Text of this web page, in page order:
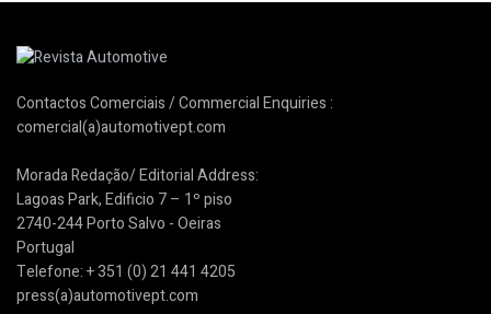
Contactos Comerciais / Commercial Enquiries :
comercial(a)automotivept.com
Morada Redação/ Editorial Address:
Lagoas Park, Edificio 7 – 1º piso
2740-244 Porto Salvo - Oeiras
Portugal
Telefone: + 351 (0) 21 441 4205
press(a)automotivept.com